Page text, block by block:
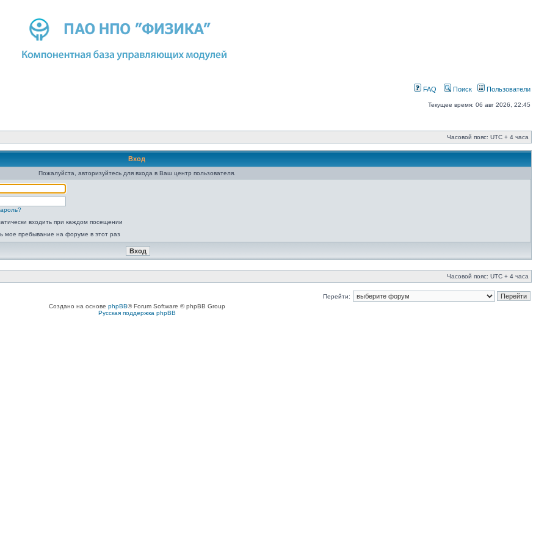
FAQ Поиск Пользователи
Текущее время: 06 авг 2026, 22:45
Часовой пояс: UTC + 4 часа
Вход
Пожалуйста, авторизуйтесь для входа в Ваш центр пользователя.
входить при каждом посещении
мое пребывание на форуме в этот раз
Часовой пояс: UTC + 4 часа
Перейти:
Создано на основе phpBB® Forum Software © phpBB Group
Русская поддержка phpBB